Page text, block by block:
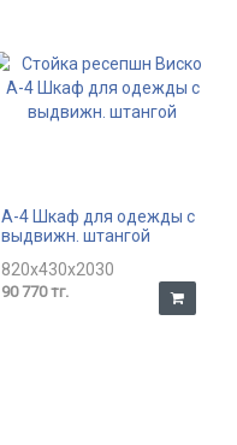
А-4 Шкаф для одежды с
выдвижн. штангой
820x430x2030
90 770 тг.